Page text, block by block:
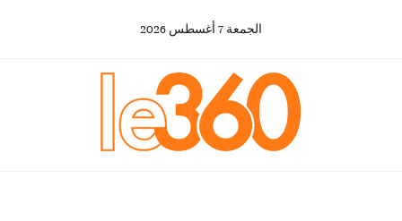
الجمعة 7 أغسطس 2026